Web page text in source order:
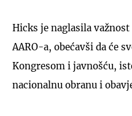
Hicks je naglasila
AARO-a, obećavši da će
Kongresom i javnošću,
nacionalnu obranu i